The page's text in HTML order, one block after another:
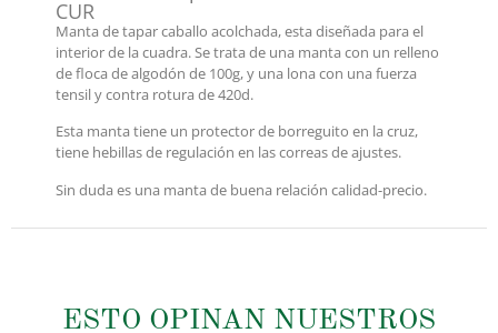
CUR
Manta de tapar caballo acolchada, esta diseñada para el
interior de la cuadra. Se trata de una manta con un relleno
de floca de algodón de 100g, y una lona con una fuerza
tensil y contra rotura de 420d.
Esta manta tiene un protector de borreguito en la cruz,
tiene hebillas de regulación en las correas de ajustes.
Sin duda es una manta de buena relación calidad-precio.
ESTO OPINAN NUESTROS